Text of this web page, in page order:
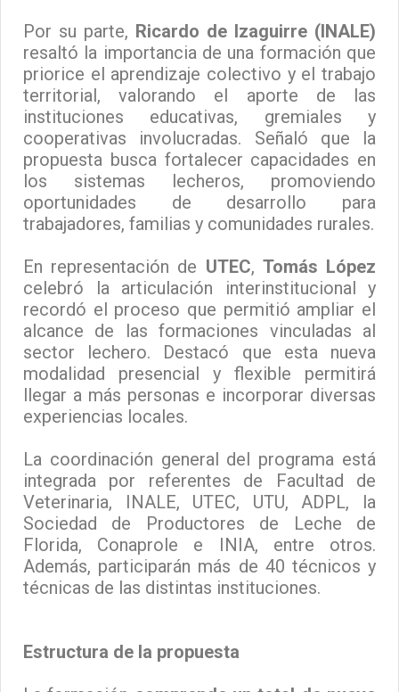
Por su parte, Ricardo de Izaguirre (INALE)
resaltó la importancia de una formación que
priorice el aprendizaje colectivo y el trabajo
territorial, valorando el aporte de las
instituciones educativas, gremiales y
cooperativas involucradas. Señaló que la
propuesta busca fortalecer capacidades en
los sistemas lecheros, promoviendo
oportunidades de desarrollo para
trabajadores, familias y comunidades rurales.
En representación de UTEC, Tomás López
celebró la articulación interinstitucional y
recordó el proceso que permitió ampliar el
alcance de las formaciones vinculadas al
sector lechero. Destacó que esta nueva
modalidad presencial y flexible permitirá
llegar a más personas e incorporar diversas
experiencias locales.
La coordinación general del programa está
integrada por referentes de Facultad de
Veterinaria, INALE, UTEC, UTU, ADPL, la
Sociedad de Productores de Leche de
Florida, Conaprole e INIA, entre otros.
Además, participarán más de 40 técnicos y
técnicas de las distintas instituciones.
Estructura de la propuesta